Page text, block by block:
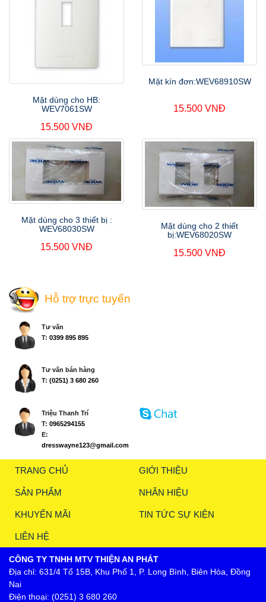
Mặt dùng cho HB:
WEV7061SW
15.500 VNĐ
Mặt kín đơn:WEV68910SW
15.500 VNĐ
Mặt dùng cho 3 thiết bị :
WEV68030SW
15.500 VNĐ
Mặt dùng cho 2 thiết
bị:WEV68020SW
15.500 VNĐ
Hỗ trợ trực tuyến
Tư vấn
T: 0399 895 895
Tư vấn bán hàng
T: (0251) 3 680 260
Triệu Thanh Trí
T: 0965294155
E:
dresswayne123@gmail.com
TRANG CHỦ GIỚI THIỆU
SẢN PHẨM NHÃN HIỆU
KHUYẾN MÃI TIN TỨC SỰ KIỆN
LIÊN HỆ
CÔNG TY TNHH MTV THIỆN AN PHÁT
Địa chỉ: 631/4 Tổ 15B, Khu Phố 1, P. Long Bình, Biên Hòa, Đồng
Nai
Điện thoại: (0251) 3 680 260